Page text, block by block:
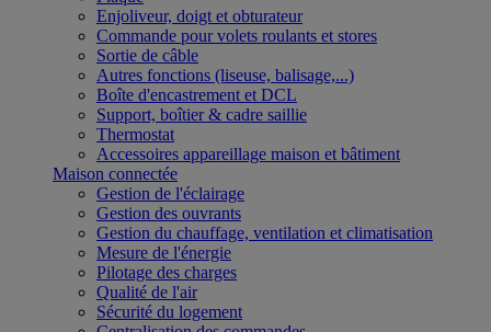
Enjoliveur, doigt et obturateur
Commande pour volets roulants et stores
Sortie de câble
Autres fonctions (liseuse, balisage,...)
Boîte d'encastrement et DCL
Support, boîtier & cadre saillie
Thermostat
Accessoires appareillage maison et bâtiment
Maison connectée
Gestion de l'éclairage
Gestion des ouvrants
Gestion du chauffage, ventilation et climatisation
Mesure de l'énergie
Pilotage des charges
Qualité de l'air
Sécurité du logement